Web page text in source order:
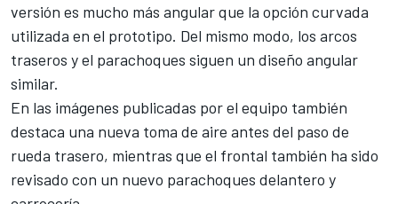
versión es mucho más angular que la opción curvada
utilizada en el prototipo. Del mismo modo, los arcos
traseros y el parachoques siguen un diseño angular
similar.
En las imágenes publicadas por el equipo también
destaca una nueva toma de aire antes del paso de
rueda trasero, mientras que el frontal también ha sido
revisado con un nuevo parachoques delantero y